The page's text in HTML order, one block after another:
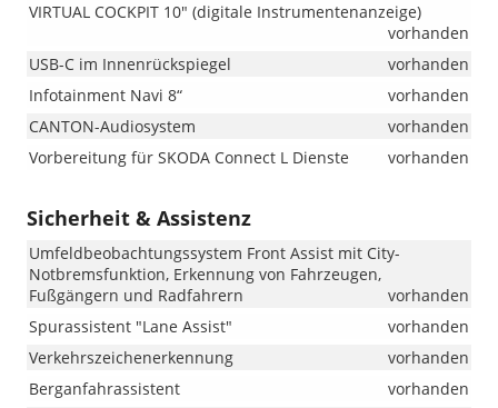
VIRTUAL COCKPIT 10" (digitale Instrumentenanzeige)
vorhanden
USB-C im Innenrückspiegel
vorhanden
Infotainment Navi 8“
vorhanden
CANTON-Audiosystem
vorhanden
Vorbereitung für SKODA Connect L Dienste
vorhanden
Sicherheit & Assistenz
Umfeldbeobachtungssystem Front Assist mit City-
Notbremsfunktion, Erkennung von Fahrzeugen,
Fußgängern und Radfahrern
vorhanden
Spurassistent "Lane Assist"
vorhanden
Verkehrszeichenerkennung
vorhanden
Berganfahrassistent
vorhanden